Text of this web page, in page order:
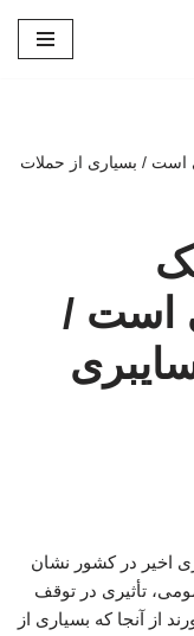
است / بسیاری از حملات
است /
اخیر در کشور نشان
تأثیری در توقف
از آنجا که بسیاری از